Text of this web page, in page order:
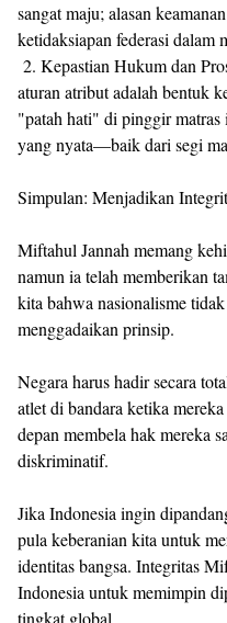
sangat maju; alasan
ketidaksiapan federasi dalam
2. Kepastian Hukum dan
aturan atribut adalah bentuk
"patah hati" di pinggir matras
yang nyata—baik dari segi
Simpulan: Menjadikan
Miftahul Jannah memang
namun ia telah memberikan
kita bahwa nasionalisme
menggadaikan prinsip.
Negara harus hadir secara
atlet di bandara ketika
depan membela hak mereka
diskriminatif.
Jika Indonesia ingin
pula keberanian kita untuk
identitas bangsa. Integritas
Indonesia untuk memimpin
tingkat global.